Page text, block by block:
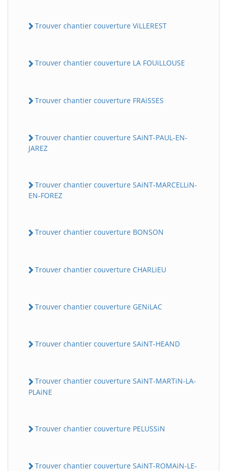
Trouver chantier couverture ViLLEREST
Trouver chantier couverture LA FOUiLLOUSE
Trouver chantier couverture FRAiSSES
Trouver chantier couverture SAiNT-PAUL-EN-
JAREZ
Trouver chantier couverture SAiNT-MARCELLiN-
EN-FOREZ
Trouver chantier couverture BONSON
Trouver chantier couverture CHARLiEU
Trouver chantier couverture GENiLAC
Trouver chantier couverture SAiNT-HEAND
Trouver chantier couverture SAiNT-MARTiN-LA-
PLAiNE
Trouver chantier couverture PELUSSiN
Trouver chantier couverture SAiNT-ROMAiN-LE-